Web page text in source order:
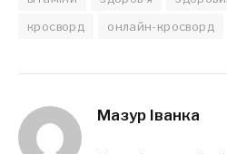
кросворд
онлайн-кросворд
Мазур Іванка